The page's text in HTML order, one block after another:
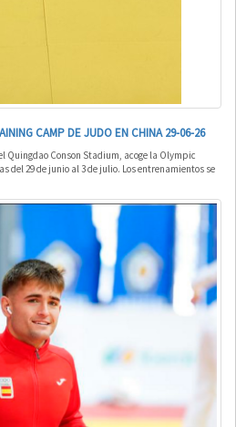
CAMP DE JUDO EN CHINA 29-06-26
Quingdao Conson Stadium, acoge la Olympic
del 29 de junio al 3 de julio. Los entrenamientos se